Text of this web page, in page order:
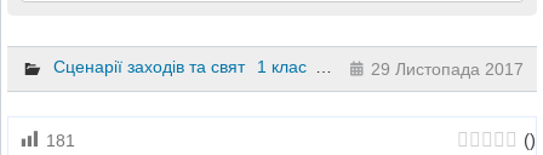
Сценарії заходів та свят 1 клас 2 клас 3 клас 4 клас 5
29 Листопада 2017
181 ()